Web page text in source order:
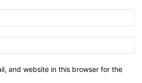
and website in this browser for the